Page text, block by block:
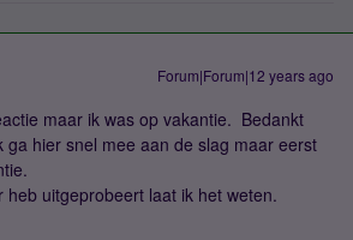
Forum|Forum|12 years ago
maar ik was op vakantie. Bedankt
ga hier snel mee aan de slag maar eerst
uitgeprobeert laat ik het weten.